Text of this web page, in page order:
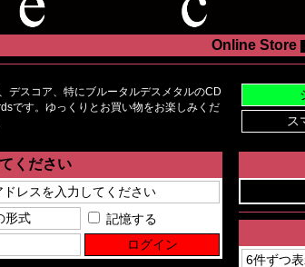
Online Store
デスコア、特にブルータルデスメタルのCD
です。ゆっくりとお買い物をお楽しみくだ
ください
記憶する